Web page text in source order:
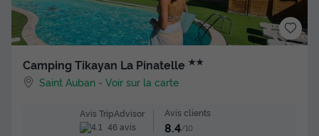
Camping Tikayan La Pinatelle ★★
Saint Auban -Voir sur la carte
Avis TripAdvisor
46 avis
Avis clients
8.4/10